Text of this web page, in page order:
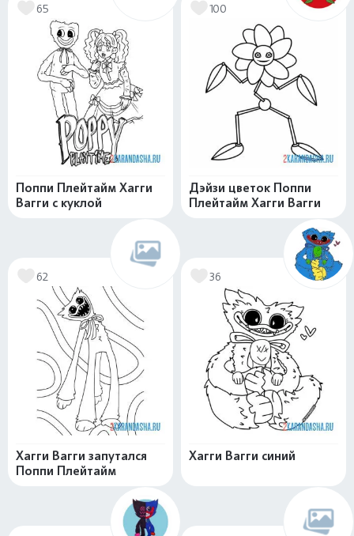
65
Поппи Плейтайм Хагги
Вагги с куклой
100
Дэйзи цветок Поппи
Плейтайм Хагги Вагги
62
Хагги Вагги запутался
Поппи Плейтайм
36
Хагги Вагги синий